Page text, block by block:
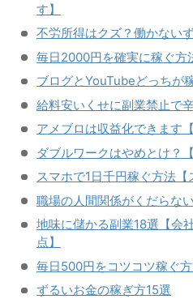
す】
不労所得はクズ？働かない
毎日2000円を確実に稼ぐ方
ブログとYouTubeどっちが
給料安いくせに副業禁止で
アメブロは収益化できます
ダブルワークはやめとけ？
スマホで1日千円稼ぐ方法【
職場の人間関係がくだらな
地味に儲かる副業18選【会
点】
毎日500円をコツコツ稼ぐ
ずるいお金の稼ぎ方15選